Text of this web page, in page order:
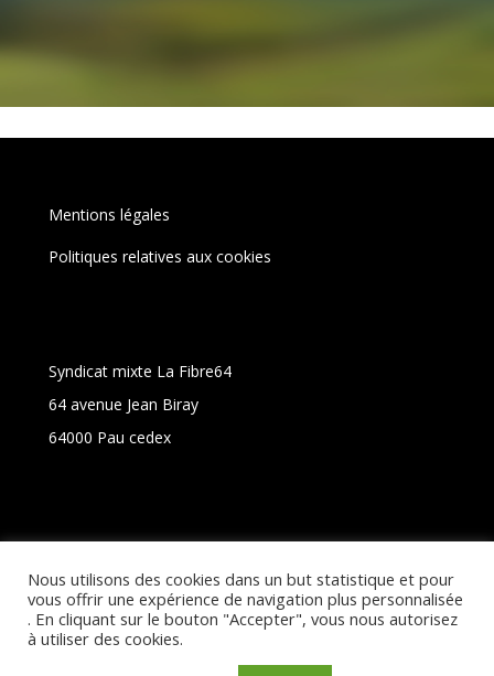
Mentions légales
Politiques relatives aux cookies
Syndicat mixte La Fibre64
64 avenue Jean Biray
64000 Pau cedex
Un site de La Fibre64
Nous utilisons des cookies dans un but statistique et pour
vous offrir une expérience de navigation plus personnalisée
. En cliquant sur le bouton "Accepter", vous nous autorisez
à utiliser des cookies.